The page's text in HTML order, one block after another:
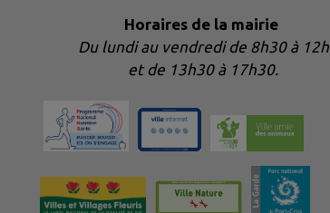
Horaires de la mairie
Du lundi au vendredi de 8h30 à 12h
et de 13h30 à 17h30.